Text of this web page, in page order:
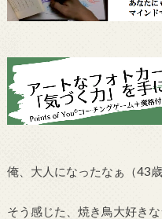
俺、大人になったなぁ（43歳
そう感じた、焼き鳥大好き